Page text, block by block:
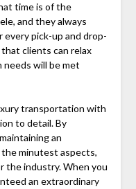
time is of the
and they always
every pick-up and drop-
clients can relax
will be met
transportation with
to detail. By
an
minutest aspects,
the industry. When you
an extraordinary